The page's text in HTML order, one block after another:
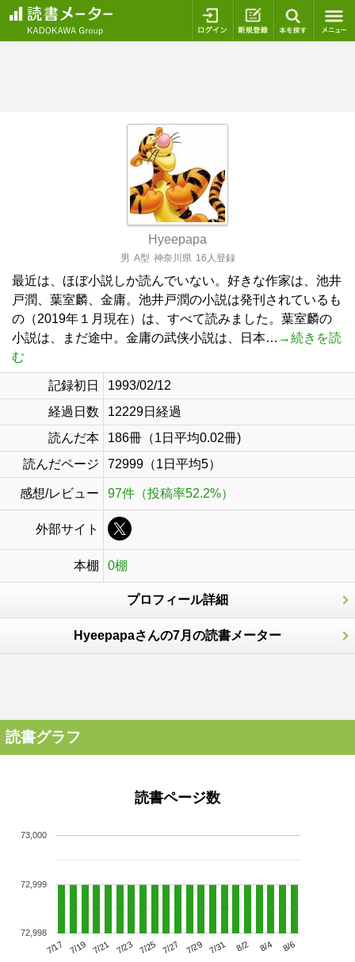
ログイン 新規登録
Hyeepapa
男 A型 神奈川県 16人登録
最近は、ほぼ小説しか読んでいない。好きな作家は、池井
戸潤、葉室麟、金庸。池井戸潤の小説は発刊されているも
の（2019年１月現在）は、すべて読みました。葉室麟の
小説は、まだ途中。金庸の武侠小説は、日本… →続きを読
む
記録初日
1993/02/12
経過日数
12229日経過
読んだ本
186冊（1日平均0.02冊)
読んだページ
72999（1日平均5）
感想/レビュー 97件（投稿率52.2%）
外部サイト
本棚 0棚
プロフィール詳細
Hyeepapaさんの7月の読書メーター
読書グラフ
読書ページ数
7/17 7/19 7/21 7/23 7/25 7/27 7/29 7/31 8/2 8/4 8/6
72,998
72,999
73,000